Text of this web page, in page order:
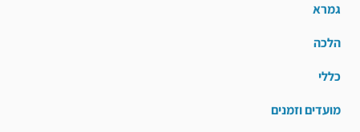
גמרא
הלכה
כללי
מועדים וזמנים